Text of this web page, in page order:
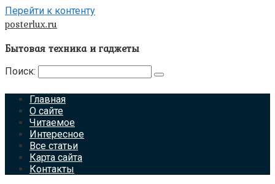
Перейти к контенту
posterlux.ru
Бытовая техника и гаджеты
Поиск:
Главная
О сайте
Читаемое
Интересное
Все статьи
Карта сайта
Контакты